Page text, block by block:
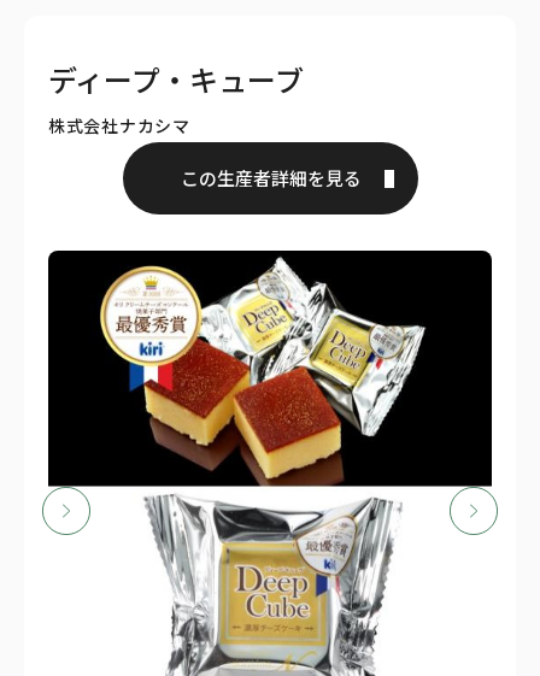
ディープ・キューブ
株式会社ナカシマ
この生産者詳細を見る